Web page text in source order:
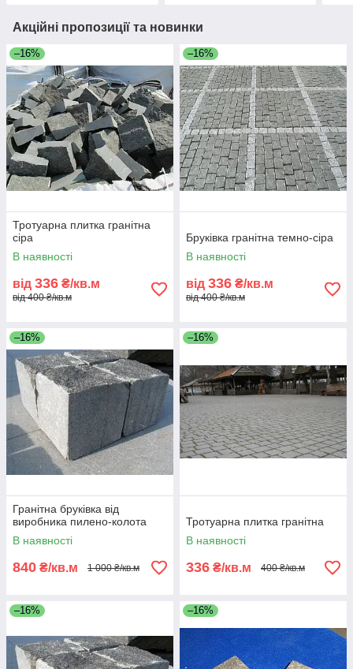
Акційні пропозиції та новинки
–16%
Тротуарна плитка гранітна
сіра
В наявності
від 336 ₴/кв.м
від 400 ₴/кв.м
–16%
Бруківка гранітна темно-сіра
В наявності
від 336 ₴/кв.м
від 400 ₴/кв.м
–16%
Гранітна бруківка від
виробника пилено-колота
В наявності
840 ₴/кв.м 1 000 ₴/кв.м
–16%
Тротуарна плитка гранітна
В наявності
336 ₴/кв.м 400 ₴/кв.м
–16% –16%